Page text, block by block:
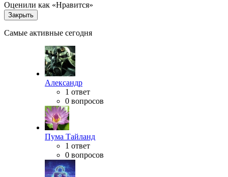
Оценили как «Нравится»
Закрыть
Самые активные сегодня
Александр
1 ответ
0 вопросов
Пума Тайланд
1 ответ
0 вопросов